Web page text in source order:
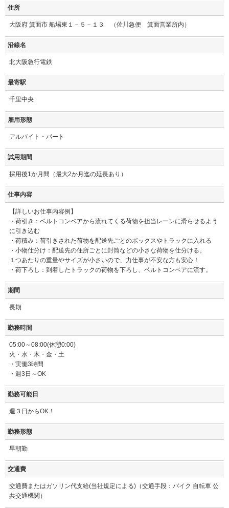
住所
大阪府 箕面市 船場東１－５－１３ （佐川急便 箕面営業所内）
沿線名
北大阪急行電鉄
最寄駅
千里中央
雇用形態
アルバイト・パート
試用期間
採用後1か月間（最大2か月迄の延長あり）
仕事内容
【詳しいお仕事内容例】
・荷引き：ベルトコンベアから流れてくる荷物を担当レーンに滑らせるよう
に引き込む
・荷積み：荷引きされた荷物を配送先ごとのボックスやトラックに入れる
・小物仕分け：配送先の住所ごとに封筒などの小さな荷物を仕分ける。
１つあたりの重量やサイズが小さいので、力仕事が不安な方も安心！
・荷下ろし：到着したトラックの荷物を下ろし、ベルトコンベアに流す。
期間
長期
勤務時間
05:00～08:00(休憩0:00)
火・水・木・金・土
・実働3時間
・週3日～OK
勤務可能日
週３日からOK！
勤務形態
早朝勤
交通費
交通費またはガソリン代支給(当社規定による)（交通手段：バイク 自転車 公
共交通機関）